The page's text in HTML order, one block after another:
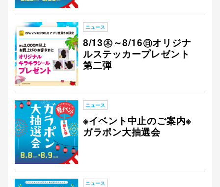
ニュース
8/13㊍～8/16㊐オリジナ
ルステッカープレゼント
第二弾
ニュース
※イベント中止のご案内※
ガラポン大抽選会
ニュース